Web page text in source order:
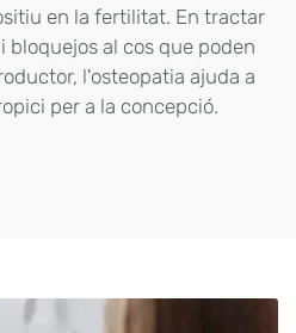
en la fertilitat. En tractar
bloquejos al cos que poden
l'osteopatia ajuda a
per a la concepció.